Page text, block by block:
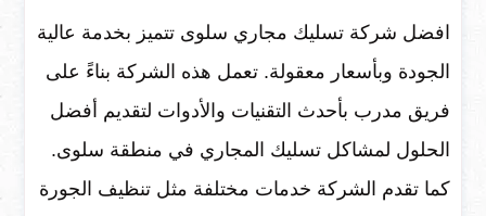
افضل شركة تسليك مجاري سلوى تتميز بخدمة عالية
الجودة وبأسعار معقولة. تعمل هذه الشركة بناءً على
فريق مدرب بأحدث التقنيات والأدوات لتقديم أفضل
الحلول لمشاكل تسليك المجاري في منطقة سلوى.
كما تقدم الشركة خدمات مختلفة مثل تنظيف الجورة